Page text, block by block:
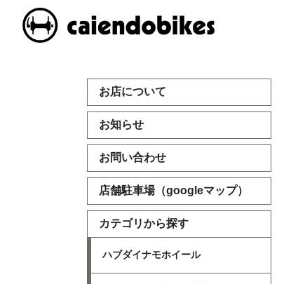
お店について
お知らせ
お問い合わせ
店舗駐車場（googleマップ）
カテゴリから探す
ハブダイナモホイール